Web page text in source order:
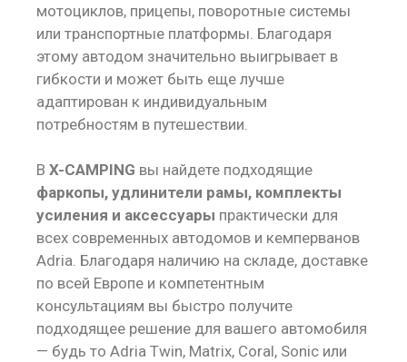
мотоциклов, прицепы, поворотные системы
или транспортные платформы. Благодаря
этому автодом значительно выигрывает в
гибкости и может быть еще лучше
адаптирован к индивидуальным
потребностям в путешествии.
В X-CAMPING вы найдете подходящие
фаркопы, удлинители рамы, комплекты
усиления и аксессуары практически для
всех современных автодомов и кемперванов
Adria. Благодаря наличию на складе, доставке
по всей Европе и компетентным
консультациям вы быстро получите
подходящее решение для вашего автомобиля
— будь то Adria Twin, Matrix, Coral, Sonic или